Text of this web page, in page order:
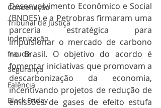
Condenação
Tribunal de Justiça
indenização
fraude
Segurança
Falência
Black Friday
Desenvolvimento Econômico e Social
(BNDES) e a Petrobras firmaram uma
parceria estratégica para
impulsionar o mercado de carbono
no Brasil. O objetivo do acordo é
fomentar iniciativas que promovam a
descarbonização da economia,
incentivando projetos de redução de
emissões de gases de efeito estufa